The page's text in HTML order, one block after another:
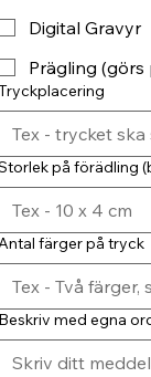
Digital Gravyr
Prägling (görs
på förädling
färger på tryck
med egna